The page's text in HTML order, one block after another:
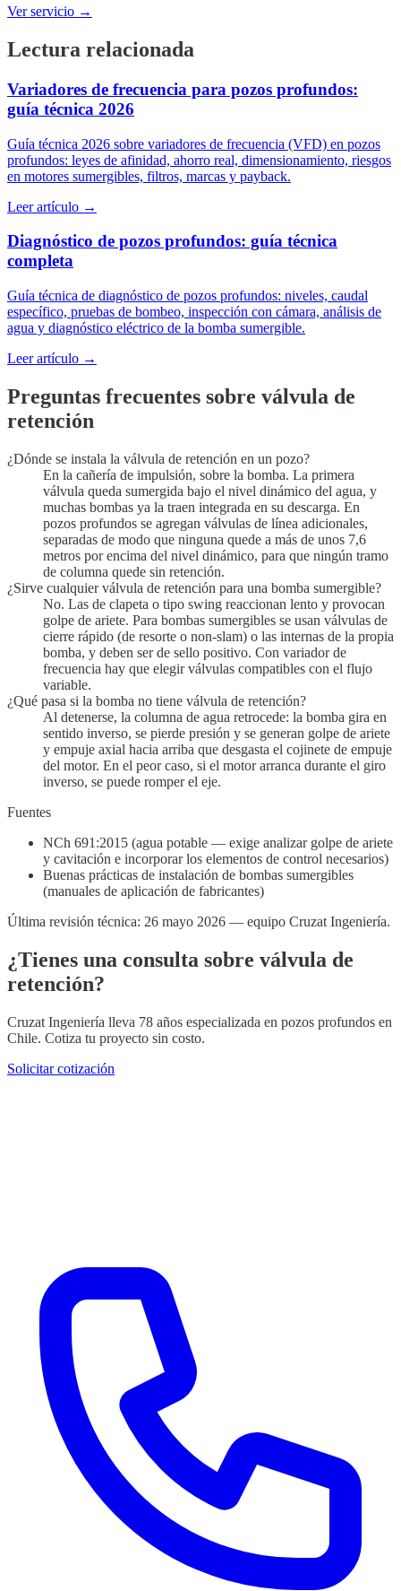
Ver servicio →
Lectura relacionada
Variadores de frecuencia para pozos profundos:
guía técnica 2026
Guía técnica 2026 sobre variadores de frecuencia (VFD) en pozos
profundos: leyes de afinidad, ahorro real, dimensionamiento, riesgos
en motores sumergibles, filtros, marcas y payback.
Leer artículo →
Diagnóstico de pozos profundos: guía técnica
completa
Guía técnica de diagnóstico de pozos profundos: niveles, caudal
específico, pruebas de bombeo, inspección con cámara, análisis de
agua y diagnóstico eléctrico de la bomba sumergible.
Leer artículo →
Preguntas frecuentes sobre válvula de
retención
¿Dónde se instala la válvula de retención en un pozo?
En la cañería de impulsión, sobre la bomba. La primera
válvula queda sumergida bajo el nivel dinámico del agua, y
muchas bombas ya la traen integrada en su descarga. En
pozos profundos se agregan válvulas de línea adicionales,
separadas de modo que ninguna quede a más de unos 7,6
metros por encima del nivel dinámico, para que ningún tramo
de columna quede sin retención.
¿Sirve cualquier válvula de retención para una bomba sumergible?
No. Las de clapeta o tipo swing reaccionan lento y provocan
golpe de ariete. Para bombas sumergibles se usan válvulas de
cierre rápido (de resorte o non-slam) o las internas de la propia
bomba, y deben ser de sello positivo. Con variador de
frecuencia hay que elegir válvulas compatibles con el flujo
variable.
¿Qué pasa si la bomba no tiene válvula de retención?
Al detenerse, la columna de agua retrocede: la bomba gira en
sentido inverso, se pierde presión y se generan golpe de ariete
y empuje axial hacia arriba que desgasta el cojinete de empuje
del motor. En el peor caso, si el motor arranca durante el giro
inverso, se puede romper el eje.
Fuentes
NCh 691:2015 (agua potable — exige analizar golpe de ariete
y cavitación e incorporar los elementos de control necesarios)
Buenas prácticas de instalación de bombas sumergibles
(manuales de aplicación de fabricantes)
Última revisión técnica: 26 mayo 2026 — equipo Cruzat Ingeniería.
¿Tienes una consulta sobre válvula de
retención?
Cruzat Ingeniería lleva 78 años especializada en pozos profundos en
Chile. Cotiza tu proyecto sin costo.
Solicitar cotización